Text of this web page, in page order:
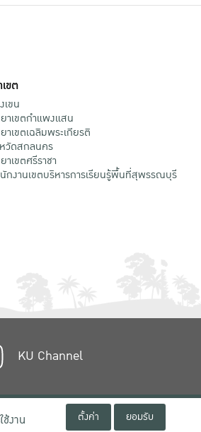
ขต
เขน
าเขตกําแพงแสน
าเขตเฉลิมพระเกียรติ
วัดสกลนคร
าเขตศรีราชา
กงานเขตบริหารการเรียนรู้พื้นที่สุพรรณบุรี
KU Channel
งาน ตั้งค่า ยอมรับ